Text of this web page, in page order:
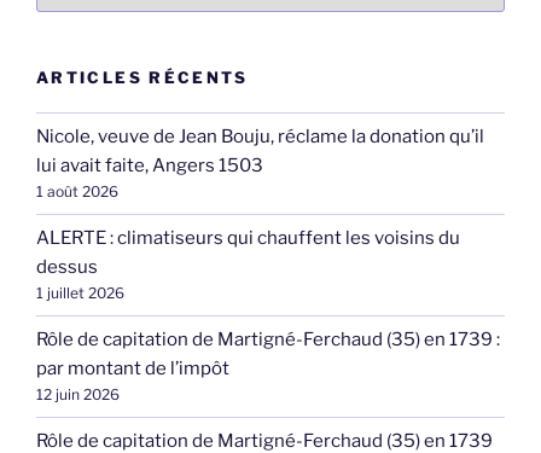
ARTICLES RÉCENTS
Nicole, veuve de Jean Bouju, réclame la donation qu’il
lui avait faite, Angers 1503
1 août 2026
ALERTE : climatiseurs qui chauffent les voisins du
dessus
1 juillet 2026
Rôle de capitation de Martigné-Ferchaud (35) en 1739 :
par montant de l’impôt
12 juin 2026
Rôle de capitation de Martigné-Ferchaud (35) en 1739